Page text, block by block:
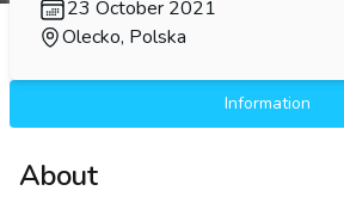
23 October 2021
Olecko, Polska
Information
About